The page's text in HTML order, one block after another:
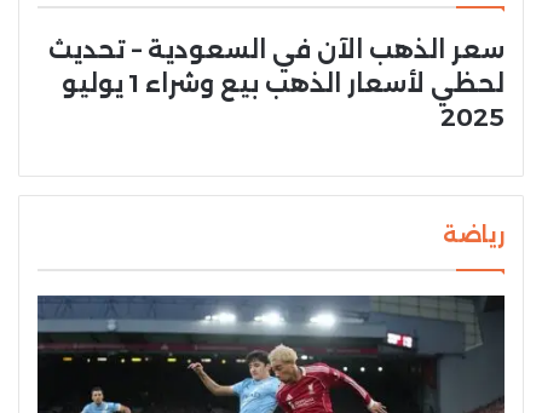
سعر الذهب الآن في السعودية – تحديث
لحظي لأسعار الذهب بيع وشراء 1 يوليو
2025
رياضة